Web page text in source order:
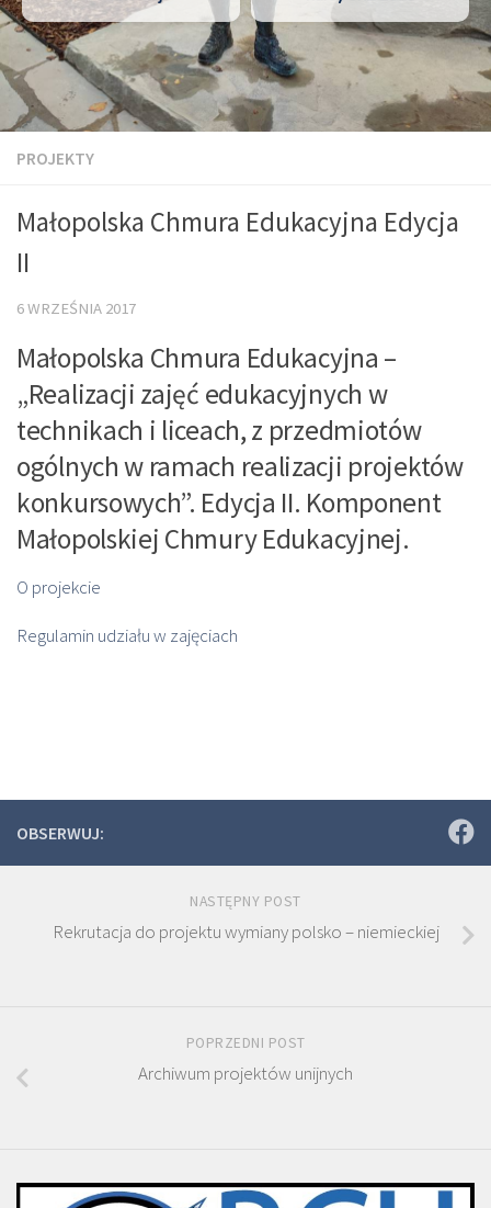
PROJEKTY
Małopolska Chmura Edukacyjna Edycja
II
6 WRZEŚNIA 2017
Małopolska Chmura Edukacyjna –
„Realizacji zajęć edukacyjnych w
technikach i liceach, z przedmiotów
ogólnych w ramach realizacji projektów
konkursowych”. Edycja II. Komponent
Małopolskiej Chmury Edukacyjnej.
O projekcie
Regulamin udziału w zajęciach
OBSERWUJ:
NASTĘPNY POST
Rekrutacja do projektu wymiany polsko – niemieckiej
POPRZEDNI POST
Archiwum projektów unijnych